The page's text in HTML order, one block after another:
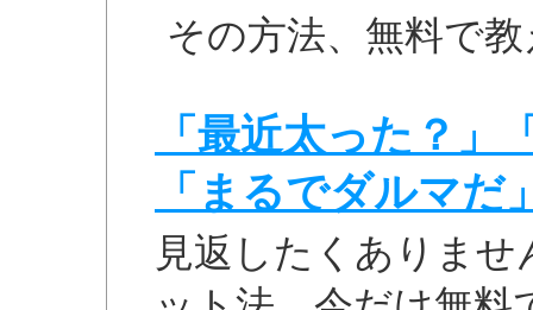
その方法、無料で
「最近太った？
「まるでダルマだ
見返したくありま